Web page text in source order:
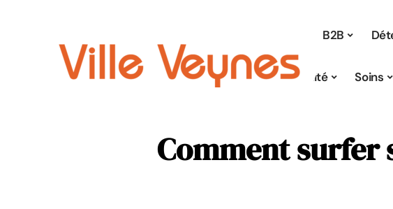
B2B
Parentalité Soins
Comment surfer